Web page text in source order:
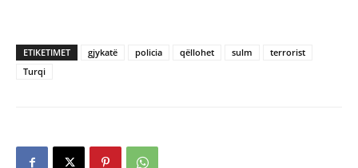
ETIKETIMET gjykatë policia qëllohet sulm
terrorist
Turqi